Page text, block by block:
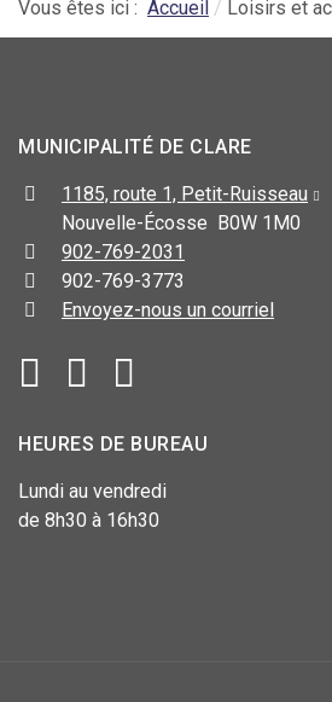
Vous êtes ici : Accueil Loisirs et
MUNICIPALITÉ DE CLARE
1185, route 1, Petit-Ruisseau
Nouvelle-Écosse B0W 1M0
902-769-2031
902-769-3773
Envoyez-nous un courriel
HEURES DE BUREAU
Lundi au vendredi
de 8h30 à 16h30